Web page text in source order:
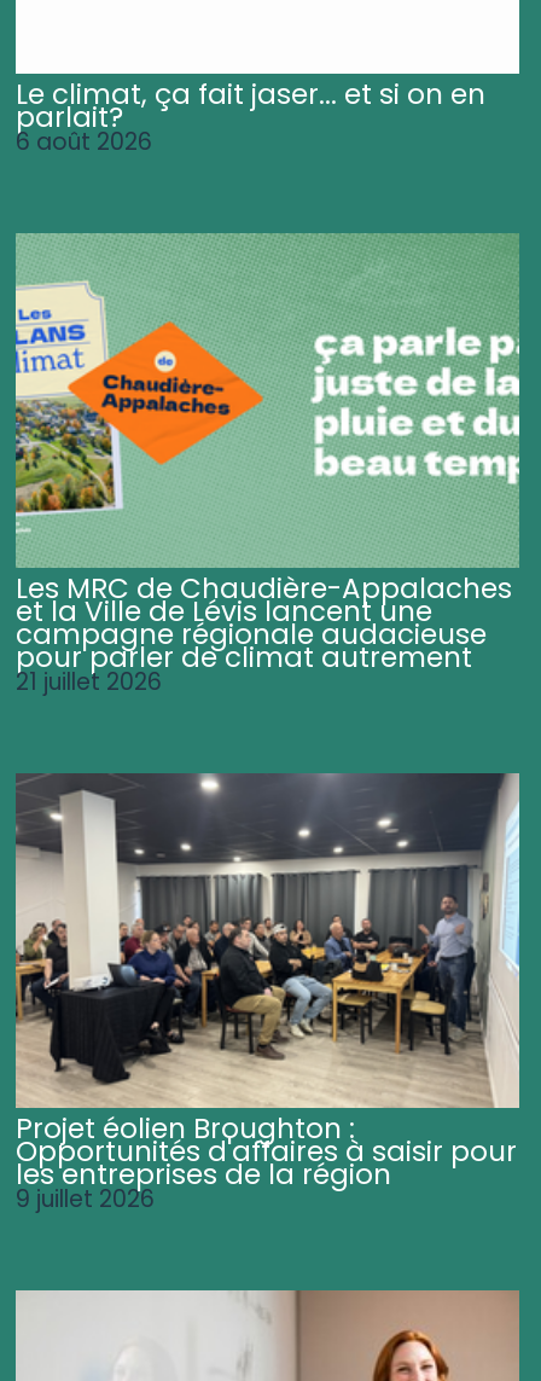
Le climat, ça fait jaser... et si on en
parlait?
6 août 2026
Les MRC de Chaudière-Appalaches
et la Ville de Lévis lancent une
campagne régionale audacieuse
pour parler de climat autrement
21 juillet 2026
Projet éolien Broughton :
Opportunités d'affaires à saisir pour
les entreprises de la région
9 juillet 2026